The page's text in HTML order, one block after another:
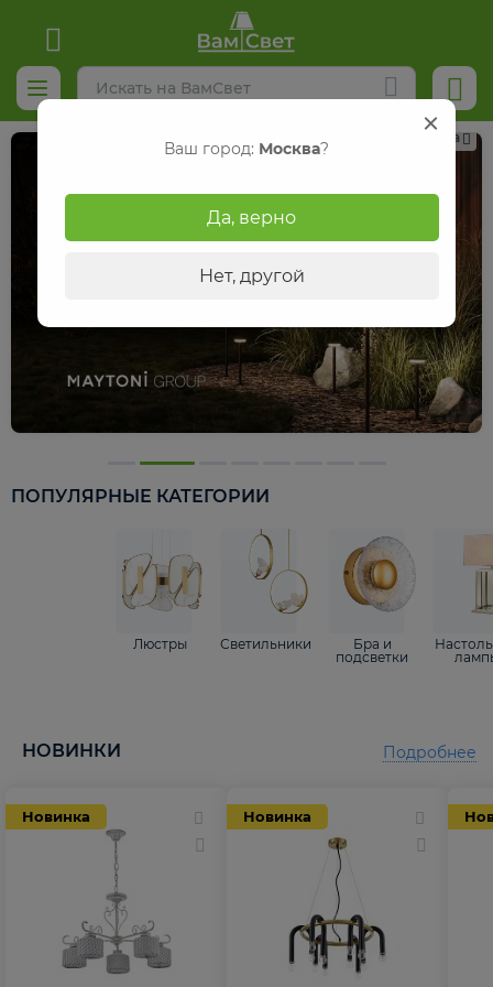
Реклама
ПОПУЛЯРНЫЕ КАТЕГОРИИ
Люстры Светильники
Бра и
подсветки
НОВИНКИ
Новинка Новинка
Подробнее
Ваш город: Москва?
Да, верно
Нет, другой